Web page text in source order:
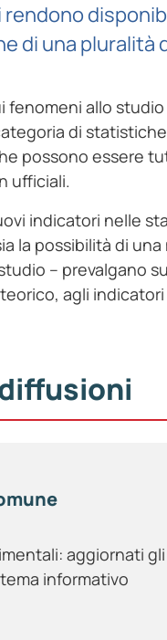
rendono
di una
fenomeni allo
di
possono essere
ufficiali.
indicatori nelle
la possibilità di
– prevalgano
agli
aggiornati gli
informativo